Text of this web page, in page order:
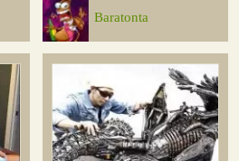
Baratonta